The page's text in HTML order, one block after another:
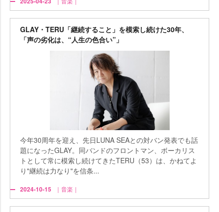
GLAY・TERU「継続すること」を模索し続けた30年、
「声の劣化は、“人生の色合い”」
今年30周年を迎え、先日LUNA SEAとの対バン発表でも話
題になったGLAY。同バンドのフロントマン、ボーカリス
トとして常に模索し続けてきたTERU（53）は、かねてよ
り"継続は力なり"を信条...
2024-10-15 ｜音楽｜